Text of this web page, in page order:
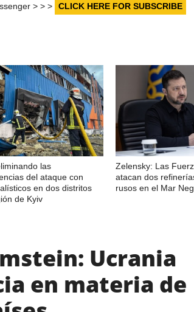
> > > CLICK HERE FOR SUBSCRIBE
las
del ataque con
en dos distritos
de Kyiv
Zelensky: Las
atacan dos
rusos en el Mar
Ucrania
en materia de